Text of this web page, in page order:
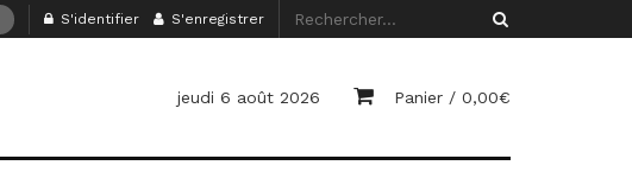
S'identifier S'enregistrer
jeudi 6 août 2026 Panier / 0,00€